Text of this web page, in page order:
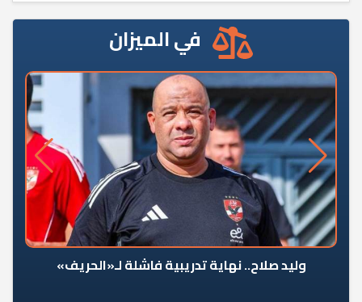
في الميزان
وليد صلاح.. نهاية تدريبية فاشلة لـ«الحريف»